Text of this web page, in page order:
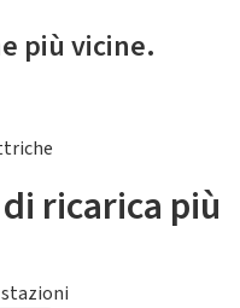
più vicine.
ricarica più